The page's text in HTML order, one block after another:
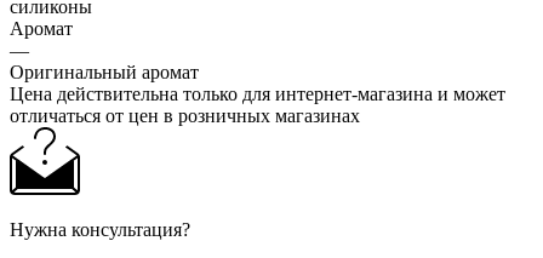
силиконы
Аромат
—
Оригинальный аромат
Цена действительна только для интернет-магазина и может
отличаться от цен в розничных магазинах
Нужна консультация?